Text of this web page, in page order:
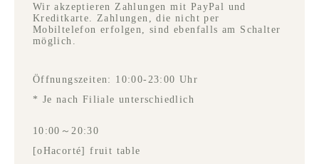
Wir akzeptieren Zahlungen mit PayPal und
Kreditkarte. Zahlungen, die nicht per
Mobiltelefon erfolgen, sind ebenfalls am Schalter
möglich.
Öffnungszeiten: 10:00-23:00 Uhr
* Je nach Filiale unterschiedlich
10:00～20:30
[oHacorté] fruit table